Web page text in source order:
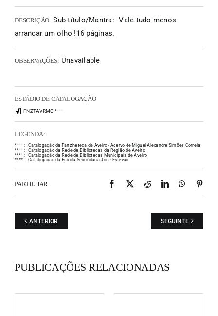
DESCRIÇÃO: Sub-título/Mantra: "Vale tudo menos
arrancar um olho!!16 páginas.
OBSERVAÇÕES: Unavailable
ESTÁDIO DE CATALOGAÇÃO
FNZTAVRMC ****
LEGENDA:
** * * :
Catalogação da Fanzineteca de Aveiro - Acervo de Miguel Alexandre Simões Correia
** * * :
Catalogação da Rede de Bibliotecas da Região de Aveiro
**** :
Catalogação da Rede de Bibliotecas Municipais de Aveiro
**** : Catalogação da Escola Secundária José Estêvão
PARTILHAR Facebook
X RedditLinkedIn
ANTERIOR SEGUINTE
PUBLICAÇÕES RELACIONADAS